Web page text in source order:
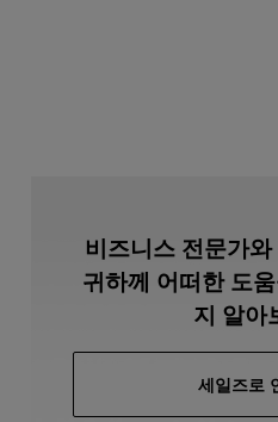
비즈니스 전문가
귀하께 어떠한 도
지 알아
세일즈로